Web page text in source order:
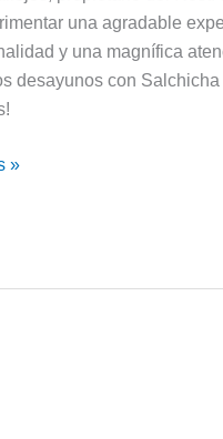
una agradable
y una magnífica
desayunos con
»